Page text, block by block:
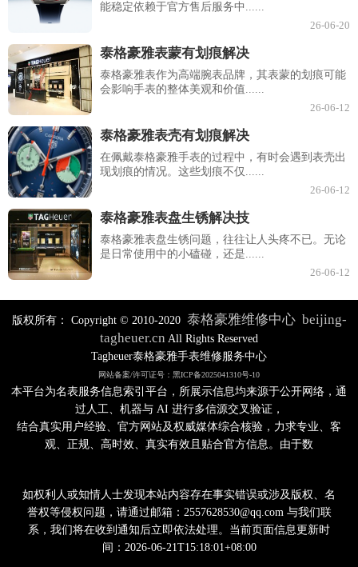
能稳定依赖于官方售后服务中......
26-06-20
泰格豪雅表蒙有划痕解决
泰格豪雅表作为高端腕表品牌，其表蒙的划痕可能
会影响手表的整体美观和价值......
26-06-12
泰格豪雅表壳有划痕解决
在佩戴泰格豪雅手表的过程中，有时会遇到表壳出
现划痕的情况。这些划痕不仅......
26-06-12
泰格豪雅表盘生锈解决技
泰格豪雅表盘生锈问题，往往让人头疼不已。无论
是日常使用中的小磕碰，还是......
26-06-12
版权所有： Copyright © 2010-2020 泰格豪雅维修中心 beijing-
tagheuer.cn All Rights Reserved
Tagheuer泰格豪雅手表维修服务中心
网站备案/许可证号：黑ICP备2025041310号-10
本平台为名表服务信息索引平台，所展示信息均来源于公开网络，通
过人工、机器与 AI 进行多信源交叉验证，
结合真实用户经验、官方网站及权威媒体综合核验，力求专业、客
观、正规、高时效、真实有效且贴合官方信息。由于数
如权利人或知情人士发现本站内容存在事实错误或涉及版权、名
誉权等侵权问题，请通过邮箱：2557628530@qq.com 与我们联
系，我们将在收到通知后立即依法处理。当前页面信息更新时
间：2026-06-21T15:18:01+08:00